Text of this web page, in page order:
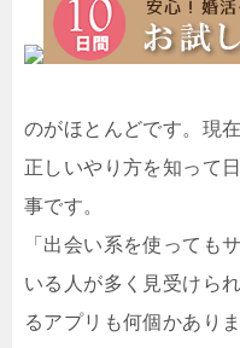
のがほとんどです。現
正しいやり方を知って
事です。
「出会い系を使っても
いる人が多く見受けら
るアプリも何個かあり